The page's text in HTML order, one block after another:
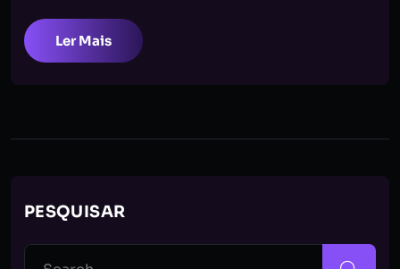
Ler Mais
PESQUISAR